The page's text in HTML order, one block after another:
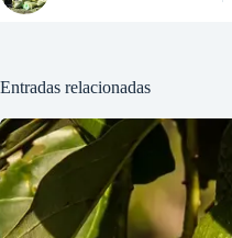
Entradas relacionadas